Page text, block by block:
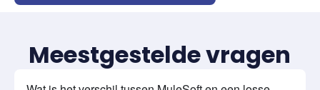
Meestgestelde vragen